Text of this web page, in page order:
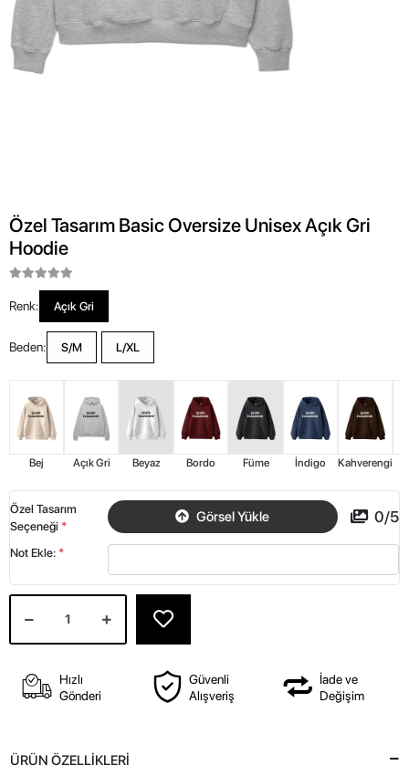
Özel Tasarım Basic Oversize Unisex Açık Gri
Hoodie
Renk: Açık Gri
Beden: S/M L/XL
Bej Açık Gri Beyaz Bordo Füme İndigo Kahverengi
Özel Tasarım
Seçeneği *
Görsel Yükle 0/5
Not Ekle: *
Hızlı
Gönderi
Güvenli
Alışveriş
İade ve
Değişim
ÜRÜN ÖZELLİKLERİ